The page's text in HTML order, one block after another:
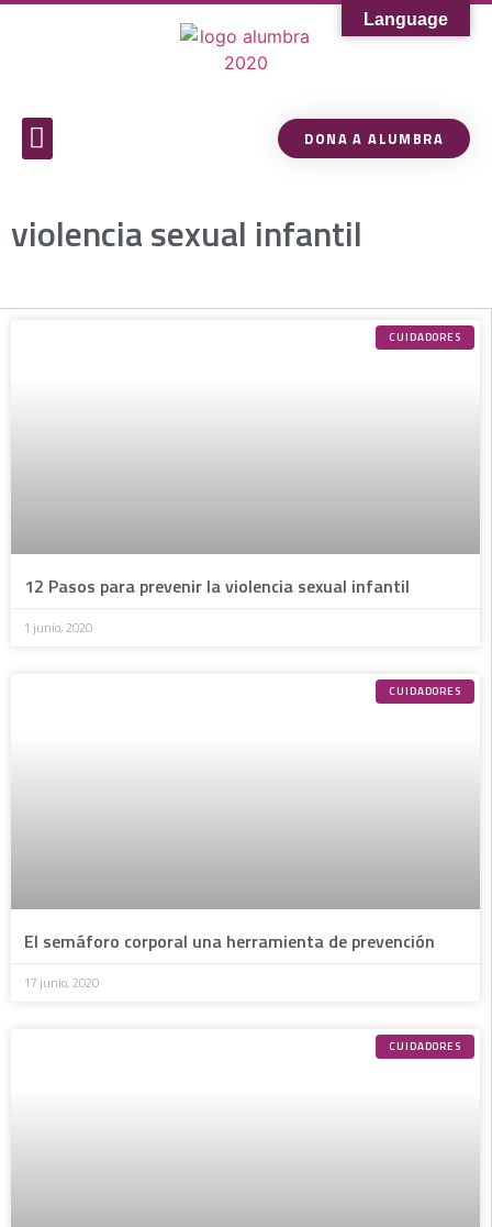
DONA A ALUMBRA
violencia sexual infantil
CUIDADORES
12 Pasos para prevenir la violencia sexual infantil
1 junio, 2020
CUIDADORES
El semáforo corporal una herramienta de prevención
17 junio, 2020
CUIDADORES
Language